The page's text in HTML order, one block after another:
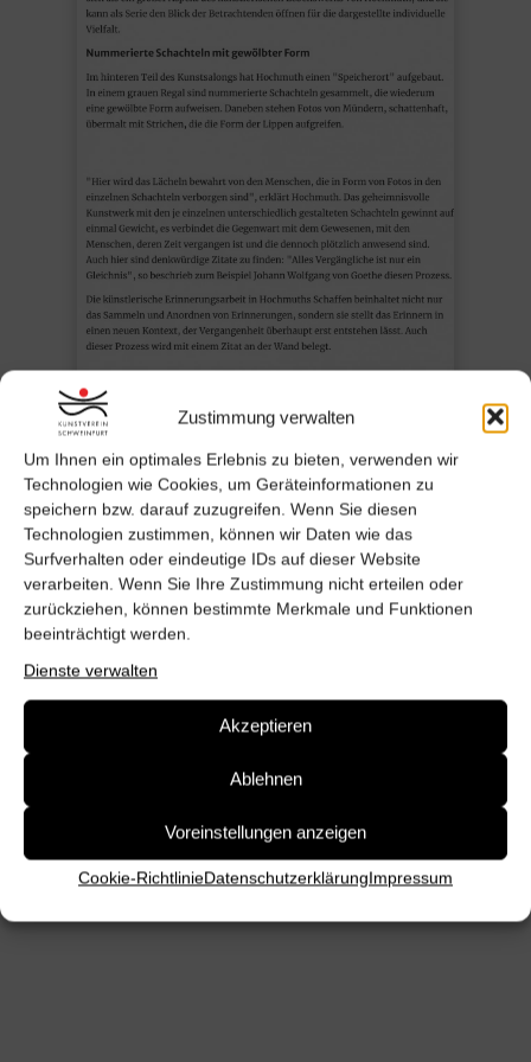
Zustimmung verwalten
Um Ihnen ein optimales Erlebnis zu bieten, verwenden wir
Technologien wie Cookies, um Geräteinformationen zu
speichern bzw. darauf zuzugreifen. Wenn Sie diesen
Technologien zustimmen, können wir Daten wie das
Surfverhalten oder eindeutige IDs auf dieser Website
verarbeiten. Wenn Sie Ihre Zustimmung nicht erteilen oder
zurückziehen, können bestimmte Merkmale und Funktionen
beeinträchtigt werden.
Dienste verwalten
Akzeptieren
Ablehnen
Voreinstellungen anzeigen
Cookie-RichtlinieDatenschutz­erklärungImpressum